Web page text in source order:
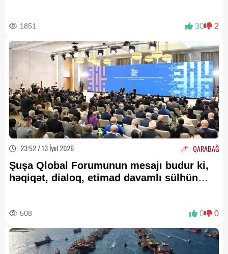
1851 30 2
23:52 / 13 İyul 2026 QARABAĞ
Şuşa Qlobal Forumunun mesajı budur ki,
həqiqət, dialoq, etimad davamlı sülhün
508 0 0